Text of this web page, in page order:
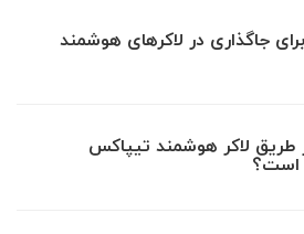
جاگذاری در لاکرهای هوشمند
طریق لاکر هوشمند تیپاکس
است؟